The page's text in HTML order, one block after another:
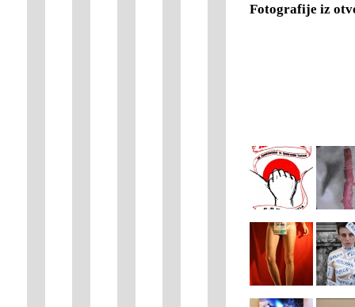
Fotografije iz